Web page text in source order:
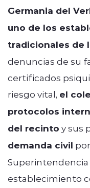
Germania del
uno de los
tradicionales de
denuncias de su
certificados
riesgo vital, el
protocolos
del recinto y sus
demanda civil
Superintendencia
establecimiento